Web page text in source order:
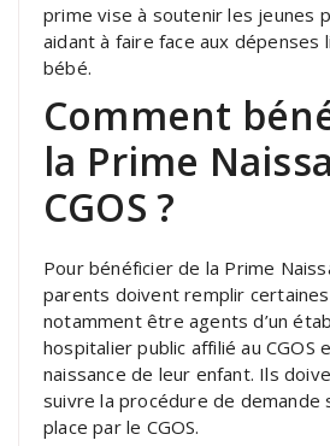
prime vise à soutenir les jeunes
aidant à faire face aux dépenses
bébé.
Comment
la Prime
CGOS ?
Pour bénéficier de la Prime
parents doivent remplir
notamment être agents d’un
hospitalier public affilié au CGOS
naissance de leur enfant. Ils
suivre la procédure de demande
place par le CGOS.